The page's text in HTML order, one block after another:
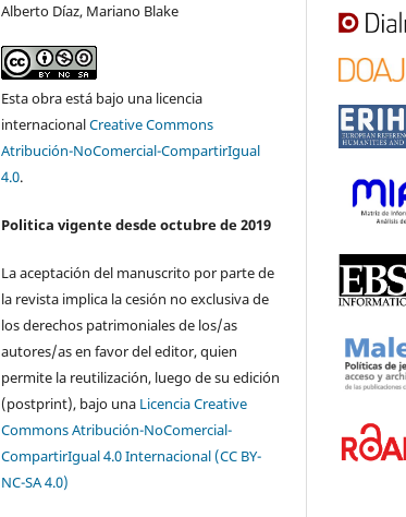
Alberto Díaz, Mariano Blake
Esta obra está bajo una licencia
internacionalCreative Commons
Atribución-NoComercial-CompartirIgual
4.0.
Politica vigente desde octubre de 2019
La aceptación del manuscrito por parte de
la revista implica la cesión no exclusiva de
los derechos patrimoniales de los/as
autores/as en favor del editor, quien
permite la reutilización, luego de su edición
(postprint), bajo una Licencia Creative
Commons Atribución-NoComercial-
CompartirIgual 4.0 Internacional (CC BY-
NC-SA 4.0)